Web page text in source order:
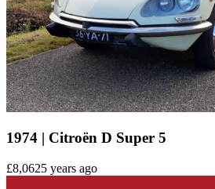
1974 | Citroën D Super 5
£8,0625 years ago